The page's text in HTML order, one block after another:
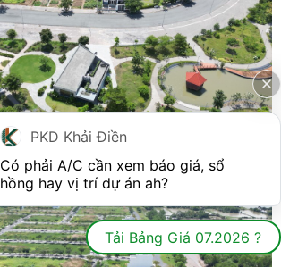
PKD Khải Điền
Có phải A/C cần xem báo giá, sổ
hồng hay vị trí dự án ah?
Tải Bảng Giá 07.2026 ?